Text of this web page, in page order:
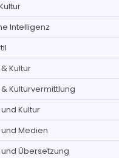
Intelligenz
Kultur
Kulturvermittlung
Kultur
Medien
Übersetzung